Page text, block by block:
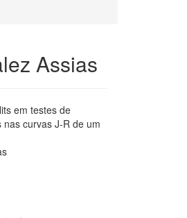
Assias
em testes de
curvas J-R de um